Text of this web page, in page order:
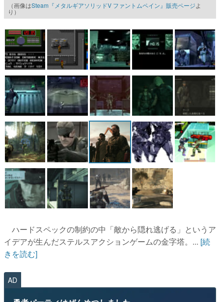
マンガ
女性向け
アプリレビュー
その他
電ファミニコゲーマーとは？
運営：株式会社マレ
（画像はSteam『メタルギアソリッドV ファントムペイン』販売ページよ
り）
ハードスペックの制約の中「敵から隠れ逃げる」というア
イデアが生んだステルスアクションゲームの金字塔。... [続
きを読む]
AD